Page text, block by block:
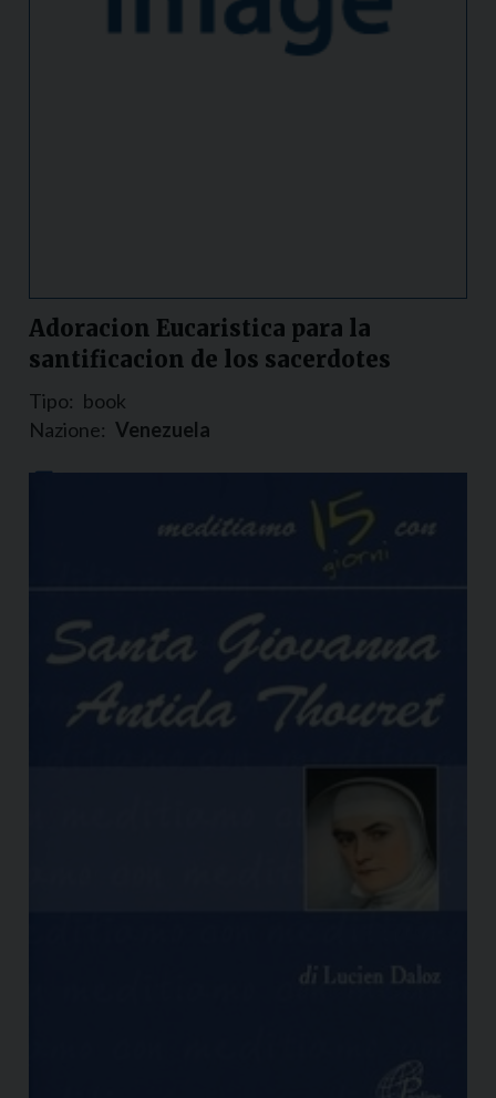
Adoracion Eucaristica para la
santificacion de los sacerdotes
Tipo: book
Nazione: Venezuela